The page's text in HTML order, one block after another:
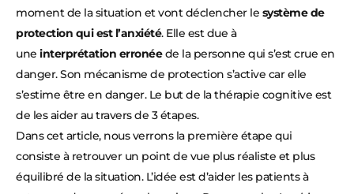
moment de la situation et vont déclencher le système de
protection qui est l’anxiété. Elle est due à
une interprétation erronéede la personne qui s’est crue en
danger. Son mécanisme de protection s’active car elle
s’estime être en danger. Le but de la thérapie cognitive est
de les aider au travers de 3 étapes.
Dans cet article, nous verrons la première étape qui
consiste à retrouver un point de vue plus réaliste et plus
équilibré de la situation. L’idée est d’aider les patients à